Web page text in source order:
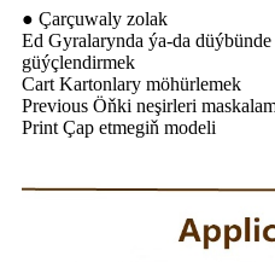
● Çarçuwaly zolak
Ed Gyralarynda ýa-da
güýçlendirmek
Cart Kartonlary möhürlemek
Previous Öňki neşirleri
Print Çap etmegiň modeli